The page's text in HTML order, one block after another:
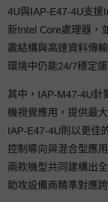
4U與IAP-E47-4U支援
新Intel Core處理器，
震結構與高速資料傳
環境中仍能24/7穩定運
其中，IAP-M47-4U針
機視覺應用，提供最
IAP-E47-4U則以更佳
控制導向與混合型應
兩款機型共同建構出
助攻設備商精準對應